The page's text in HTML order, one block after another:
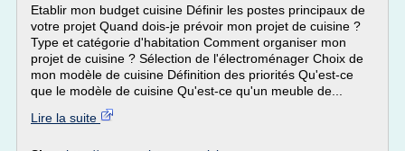
Etablir mon budget cuisine Définir les postes principaux de
votre projet Quand dois-je prévoir mon projet de cuisine ?
Type et catégorie d'habitation Comment organiser mon
projet de cuisine ? Sélection de l'électroménager Choix de
mon modèle de cuisine Définition des priorités Qu'est-ce
que le modèle de cuisine Qu'est-ce qu'un meuble de...
Lire la suite